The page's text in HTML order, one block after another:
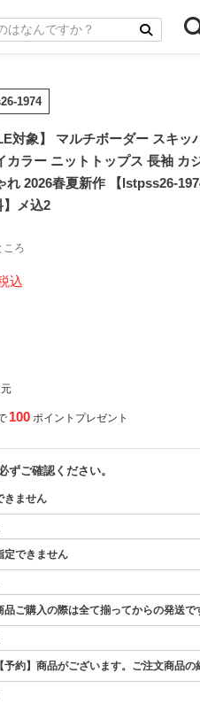
1974
対象】 マルチボーダー スキッ
カラー ニットトップス 長袖 カ
れ 2026春夏新作 【lstpss26-
】メ込2
ころ
込
100 ポイントプレゼント
ずご確認ください。
きません
定できません
品ご購入の際は全て揃ってからの発送で
予約】商品がございます。ご注文商品